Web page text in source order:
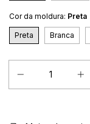
Cor da moldura: Preta
Preta Branca